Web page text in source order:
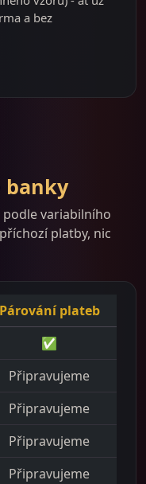
a bez
banky
variabilního
platby, nic
Párování plateb
✅
Připravujeme
Připravujeme
Připravujeme
Připravujeme